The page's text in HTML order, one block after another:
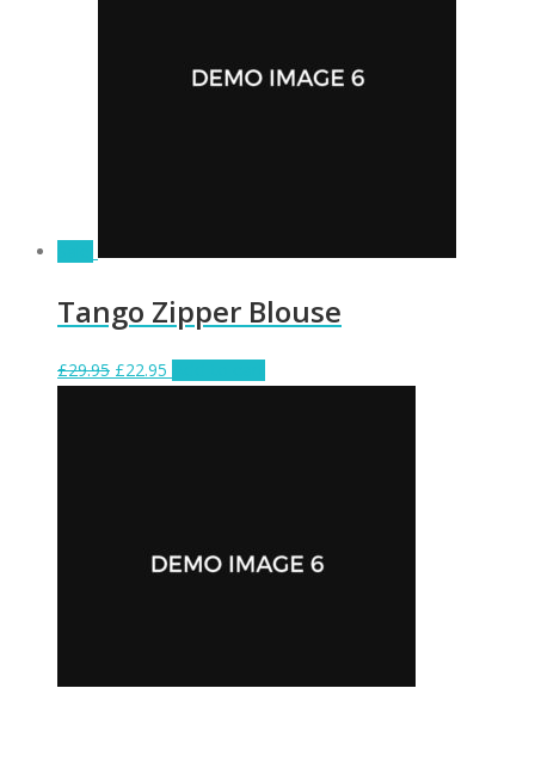
Tango Zipper Blouse
£29.95 £22.95